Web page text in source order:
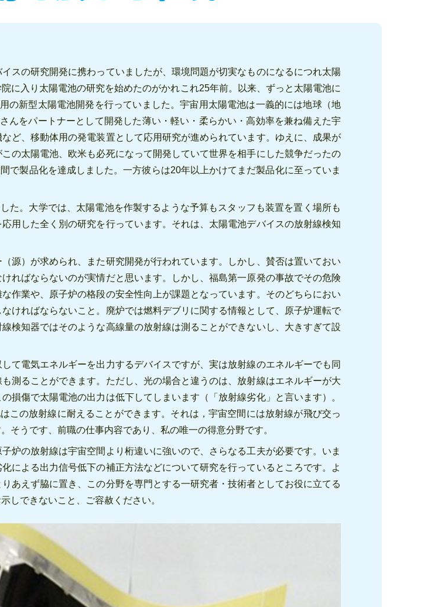
スの研究開発に携わっていましたが、環境問題が切実なものになるにつれ太陽
に入り太陽電池の研究を始めたのがかれこれ25年前。以来、ずっと太陽電池に
の新型太陽電池開発を行っていました。宇宙用太陽電池は一義的には地球（地
んをパートナーとして開発した薄い・軽い・柔らかい・高効率を兼ね備えた宇
ど、移動体用の発電装置として応用研究が進められています。ゆえに、成果が
の太陽電池、欧米も必死になって開発していて世界を相手にした競争だったの
で製品化を達成しました。一方彼らは20年以上かけてまだ製品化に至っていま
た。大学では、太陽電池を作製するような予算もスタッフも装置を置く場所も
用した全く別の研究を行っています。それは、太陽電池デバイスの放射線検知
源）が求められ、また研究開発が行われています。しかし、賛否は置いておい
ればならないのが実情だと思います。しかし、福島第一原発の事故でその危険
作業や、原子炉の格段の安全性向上が課題となっています。そのどちらにおい
ければならないこと。廃炉では燃料デブリに関する情報として、原子炉運転で
検知器ではそのような高線量の放射線は測ることができないし、大きすぎて設
て電気エネルギーを出力するデバイスですが、実は放射線のエネルギーでも同
測ることができます。ただし、光の場合と違うのは、放射線はエネルギーが大
損傷で太陽電池の出力は低下してしまいます（「放射線劣化」と言います）。
この放射線に耐えることができます。それは，宇宙空間には放射線が飛び交っ
そうです、前職の仕事内容であり、私の唯一の得意分野です。
炉の放射線は宇宙空間より桁違いに強いので、さらなる工夫が必要です。いま
による出力信号低下の補正方法などについて研究を行っているところです。よ
あえず脇に置き、この分野を専門とする一研究者・技術者としてお役に立てる
しできないこと、ご容赦ください。